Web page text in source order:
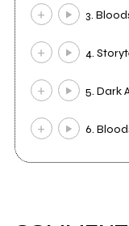
3.
4.
5. Dark
6.